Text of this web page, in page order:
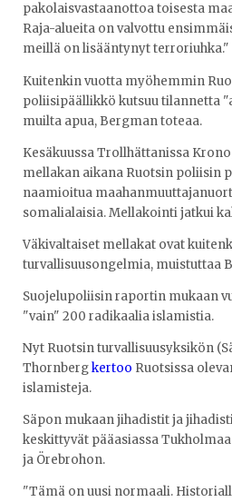
pakolaisvastaanottoa toisesta
Raja-alueita on valvottu
meillä on lisääntynyt terroriuhka."
Kuitenkin vuotta myöhemmin
poliisipäällikkö kutsuu tilannetta
muilta apua, Bergman toteaa.
Kesäkuussa Trollhättanissa
mellakan aikana Ruotsin poliisin
naamioitua
somalialaisia. Mellakointi jatkui
Väkivaltaiset mellakat ovat
turvallisuusongelmia, muistuttaa
Suojelupoliisin raportin mukaan
"vain" 200 radikaalia islamistia.
Nyt Ruotsin turvallisuusyksikön
Thornbergkertoo Ruotsissa
islamisteja.
Säpon mukaan jihadistit ja
keskittyvät pääasiassa
ja Örebrohon.
"Tämä on uusi normaali.